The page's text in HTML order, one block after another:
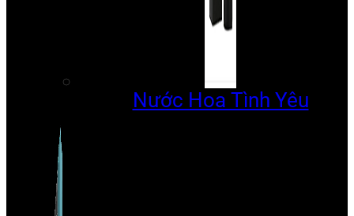
Nước Hoa Tình Yêu